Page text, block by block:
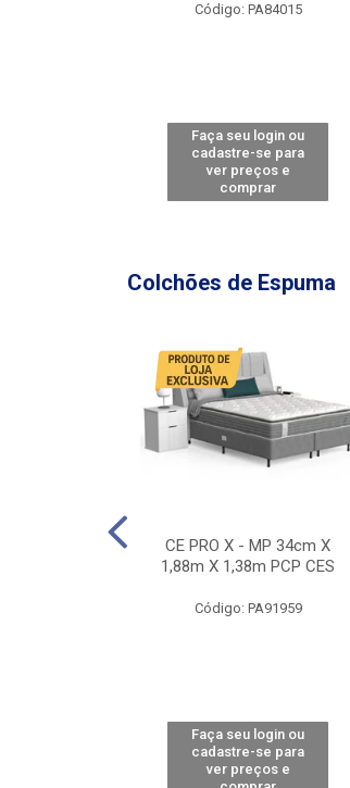
Código: PA84015
Faça seu login ou
cadastre-se para
ver preços e
comprar
Colchões de Espuma
CE PRO X - MP 34cm X
1,88m X 1,38m PCP CES
Código: PA91959
Faça seu login ou
cadastre-se para
ver preços e